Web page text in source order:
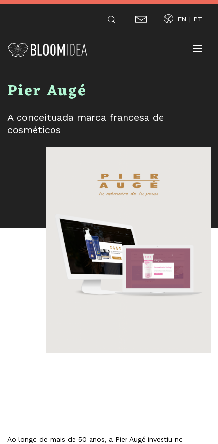
para
EN PT
Pier Augé
A conceituada marca francesa de
cosméticos
Ao longo de mais de 50 anos, a Pier Augé investiu no